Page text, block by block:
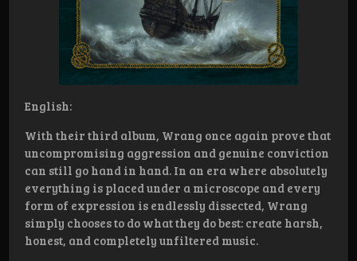
English:
With their third album, Wrang once again prove that
uncompromising aggression and genuine conviction
can still go hand in hand. In an era where absolutely
everything is placed under a microscope and every
form of expression is endlessly dissected, Wrang
simply chooses to do what they do best: create harsh,
honest, and completely unfiltered music.